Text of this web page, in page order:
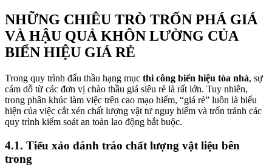
NHỮNG CHIÊU TRÒ TRỐN PHÁ GIÁ
VÀ HẬU QUẢ KHÔN LƯỜNG CỦA
BIỂN HIỆU GIÁ RẺ
Trong quy trình đấu thầu hạng mục thi công biển hiệu tòa nhà, sự
cám dỗ từ các đơn vị chào thầu giá siêu rẻ là rất lớn. Tuy nhiên,
trong phân khúc làm việc trên cao mạo hiểm, “giá rẻ” luôn là biểu
hiện của việc cắt xén chất lượng vật tư nguy hiểm và trốn tránh các
quy trình kiểm soát an toàn lao động bắt buộc.
4.1. Tiểu xảo đánh tráo chất lượng vật liệu bên
trong